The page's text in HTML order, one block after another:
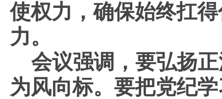
使权力，确保始终扛
力。
会议强调，要弘扬
为风向标。 要把党纪